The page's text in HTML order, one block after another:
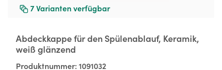
7 Varianten verfügbar
Abdeckkappe für den Spülenablauf, Keramik,
weiß glänzend
Produktnummer:1091032